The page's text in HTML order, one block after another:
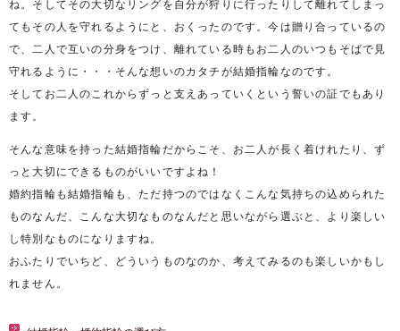
てもその人を守れるようにと、おくったのです。今は贈り合っているの
で、二人で互いの分身をつけ、離れている時もお二人のいつもそばで見
守れるように・・・そんな想いのカタチが結婚指輪なのです。
そしてお二人のこれからずっと支えあっていくという誓いの証でもあり
ます。
そんな意味を持った結婚指輪だからこそ、お二人が長く着けれたり、ず
っと大切にできるものがいいですよね！
婚約指輪も結婚指輪も、ただ持つのではなくこんな気持ちの込められた
ものなんだ、こんな大切なものなんだと思いながら選ぶと、より楽しい
し特別なものになりますね。
おふたりでいちど、どういうものなのか、考えてみるのも楽しいかもし
れません。